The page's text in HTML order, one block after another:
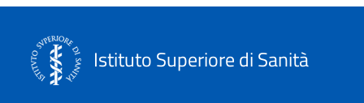
Istituto Superiore di Sanità